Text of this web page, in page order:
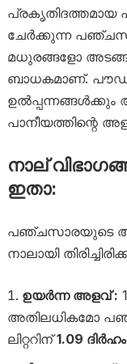
പ്രകൃതിദത്തമായ
ചേർക്കുന്ന
മധുരങ്ങളോ
ബാധകമാണ്.
ഉൽപ്പന്നങ്ങൾക്കും
പാനീയത്തിന്റെ
നാല്
ഇതാ:
പഞ്ചസാരയുടെ
നാലായി
ഉയർന്ന അളവ് :
അതിലധികമോ
ലിറ്ററിന്1.09 ദിർഹം